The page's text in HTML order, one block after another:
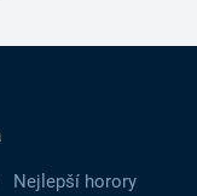
Nejlepší horory